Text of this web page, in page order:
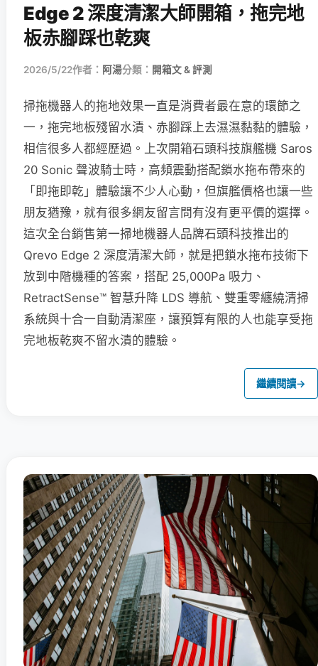
Edge 2 深度清潔大師開箱，拖完地
板赤腳踩也乾爽
2026/5/22作者： 阿湯分類： 開箱文 & 評測
掃拖機器人的拖地效果一直是消費者最在意的環節之
一，拖完地板殘留水漬、赤腳踩上去濕濕黏黏的體驗，
相信很多人都經歷過。上次開箱石頭科技旗艦機 Saros
20 Sonic 聲波騎士時，高頻震動搭配鎖水拖布帶來的
「即拖即乾」體驗讓不少人心動，但旗艦價格也讓一些
朋友猶豫，就有很多網友留言問有沒有更平價的選擇。
這次全台銷售第一掃地機器人品牌石頭科技推出的
Qrevo Edge 2 深度清潔大師，就是把鎖水拖布技術下
放到中階機種的答案，搭配 25,000Pa 吸力、
RetractSense™ 智慧升降 LDS 導航、雙重零纏繞清掃
系統與十合一自動清潔座，讓預算有限的人也能享受拖
完地板乾爽不留水漬的體驗。
繼續閱讀→